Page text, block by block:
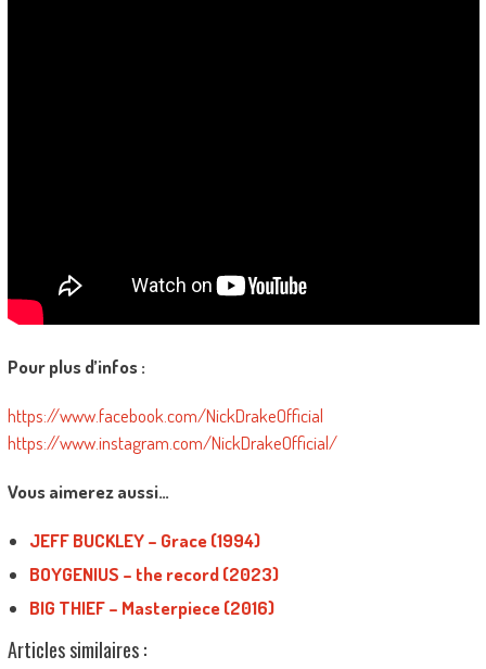
Pour plus d’infos :
https://www.facebook.com/NickDrakeOfficial
https://www.instagram.com/NickDrakeOfficial/
Vous aimerez aussi…
JEFF BUCKLEY – Grace (1994)
BOYGENIUS – the record (2023)
BIG THIEF – Masterpiece (2016)
Articles similaires :